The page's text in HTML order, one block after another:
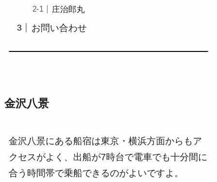
庄治郎丸
お問い合わせ
金沢八景
金沢八景にある船宿は東京・横浜方面からもア
クセスがよく、出船が7時台で電車でも十分間に
合う時間帯で乗船できるのがよいですよ。